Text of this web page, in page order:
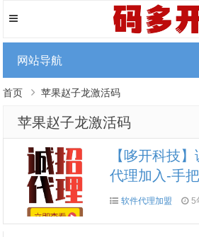
网站导航
首页 苹果赵子龙激活码
苹果赵子龙激活码
【哆开科技
代理加入-手
软件代理加盟 5